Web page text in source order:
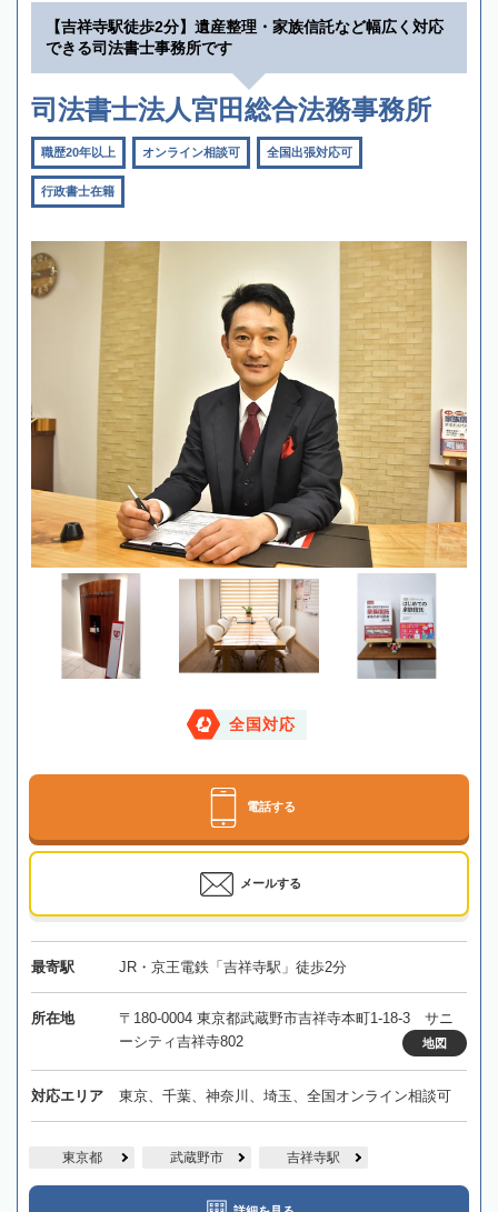
【吉祥寺駅徒歩2分】遺産整理・家族信託など幅広く対応
できる司法書士事務所です
司法書士法人宮田総合法務事務所
職歴20年以上 オンライン相談可 全国出張対応可
行政書士在籍
全国対応
電話する
メールする
最寄駅 JR・京王電鉄「吉祥寺駅」徒歩2分
所在地
〒180-0004 東京都武蔵野市吉祥寺本町1-18-3 サニ
ーシティ吉祥寺802
地図
対応エリア 東京、千葉、神奈川、埼玉、全国オンライン相談可
東京都 武蔵野市 吉祥寺駅